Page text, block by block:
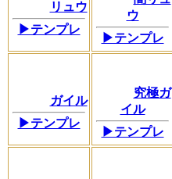
リュウ
▶テンプレ
ウ
▶テンプレ
ガイル
▶テンプレ
究極ガ
イル
▶テンプレ